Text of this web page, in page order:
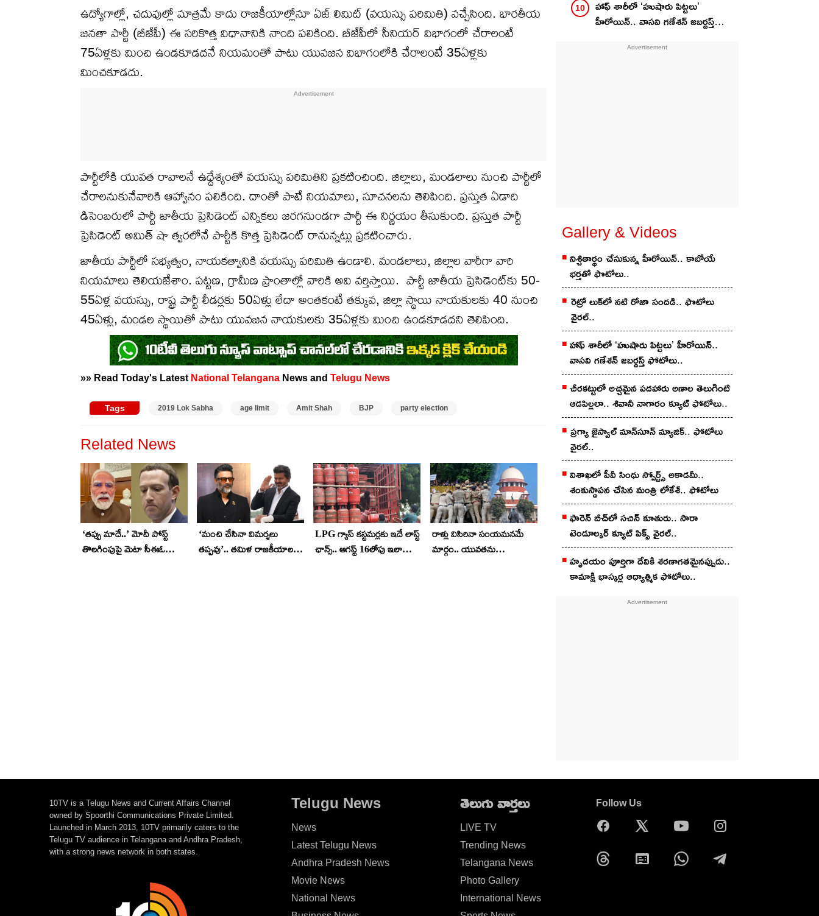
ఉద్యోగాల్లో, చదువుల్లో మాత్రమే కాదు రాజకీయాల్లోనూ ఏజ్ లిమిట్ (వయస్సు పరిమితి) వచ్చేసింది. భారతీయ
జనతా పార్టీ (బీజేపీ) ఈ సరికొత్త విధానానికి నాంది పలికింది. బీజేపీలో సీనియర్ విభాగంలో చేరాలంటే
75ఏళ్లకు మించి ఉండకూడదనే నియమంతో పాటు యువజన విభాగంలోకి చేరాలంటే 35ఏళ్లకు
మించకూడదు.
పార్టీలోకి యువత రావాలనే ఉధ్దేశ్యంతో వయస్సు పరిమితిని ప్రకటించింది. జిల్లాలు, మండలాలు నుంచి పార్టీలో
చేరాలనుకునేవారికి ఆహ్వానం పలికింది. దాంతో పాటే నియమాలు, సూచనలను తెలిపింది. ప్రస్తుత ఏడాది
డిసెంబరులో పార్టీ జాతీయ ప్రెసిడెంట్‍‌ ఎన్నికలు జరగనుండగా పార్టీ ఈ నిర్ణయం తీసుకుంది. ప్రస్తుత పార్టీ
ప్రెసిడెంట్ అమిత్ షా త్వరలోనే పార్టీకి కొత్త ప్రెసిడెంట్ రానున్నట్లు ప్రకటించారు.
జాతీయ పార్టీలో సభ్యత్వం, నాయకత్వానికి వయస్సు పరిమితి ఉండాలి. మండలాలు, జిల్లాల వారీగా వారి
నియమాలు తెలియజేశాం. పట్టణ, గ్రామీణ ప్రాంతాల్లో వారికి అవి వర్తిస్తాయి. పార్టీ జాతీయ ప్రెసిడెంట్‌కు 50-
55ఏళ్ల వయస్సు, రాష్ట్ర పార్టీ లీడర్లకు 50ఏళ్లు లేదా అంతకంటే తక్కువ, జిల్లా స్థాయి నాయకులకు 40 నుంచి
45ఏళ్లు, మండల స్థాయితో పాటు యువజన నాయకులకు 35ఏళ్లకు మించి ఉండకూడదని తెలిపింది.
»» Read Today's Latest National Telangana News and Telugu News
Tags 2019 Lok Sabha age limit Amit Shah BJP party election
Related News
‘తప్పు మాదే..’ మోదీ పోస్ట్
తొలగింపుపై మెటా సీఈఓ
‘మంచి చేసినా విమర్శలు
తప్పవు’.. తమిళ రాజకీయాలపై
LPG గ్యాస్ కస్టమర్లకు ఇదే లాస్ట్
ఛాన్స్.. ఆగస్ట్ 16లోపు ఇలా
రాళ్లు విసిరినా సంయమనమే
మార్గం.. యువతను
హాఫ్ శారీలో ‘హుషారు పిట్టలు’
హీరోయిన్.. వాసవి గణేశన్ జబర్దస్త్
Gallery & Videos
నిశ్చితార్థం చేసుకున్న హీరోయిన్.. కాబోయే
భర్తతో ఫొటోలు..
రెట్రో లుక్‌లో నటి రోజా సందడి.. ఫొటోలు
వైరల్..
హాఫ్ శారీలో ‘హుషారు పిట్టలు’ హీరోయిన్..
వాసవి గణేశన్ జబర్దస్త్ ఫోటోలు..
చీర‌క‌ట్టులో అచ్చ‌మైన ప‌ద‌హారు అణాల తెలుగింటి
ఆడ‌పిల్లలా.. శివానీ నాగారం క్యూట్ ఫోటోలు..
ప్ర‌గ్యా జైస్వాల్ మాన్‌సూన్ మ్యాజిక్‌.. ఫోటోలు
వైర‌ల్‌..
విశాఖ‌లో పీవీ సింధు స్పోర్ట్స్‌ అకాడ‌మీ..
శంకుస్థాప‌న చేసిన మంత్రి లోకేశ్.. ఫోటోలు
ఫారెన్ బీచ్‌లో స‌చిన్ కూతురు.. సారా
టెండూల్క‌ర్‌ క్యూట్ పిక్స్ వైర‌ల్‌..
హృదయం పూర్తిగా దేవికి శరణాగతమైనప్పుడు..
కామాక్షి భాస్క‌ర్ల ఆధ్యాత్మిక ఫోటోలు..
10TV is a Telugu News and Current Affairs Channel
owned by Spoorthi Communications Private Limited.
Launched in March 2013, 10TV primarily caters to the
Telugu TV audience in Telangana and Andhra Pradesh,
with a strong news network in both states.
Telugu News
News
Latest Telugu News
Andhra Pradesh News
Movie News
National News
తెలుగు వార్తలు
LIVE TV
Trending News
Telangana News
Photo Gallery
International News
Follow Us